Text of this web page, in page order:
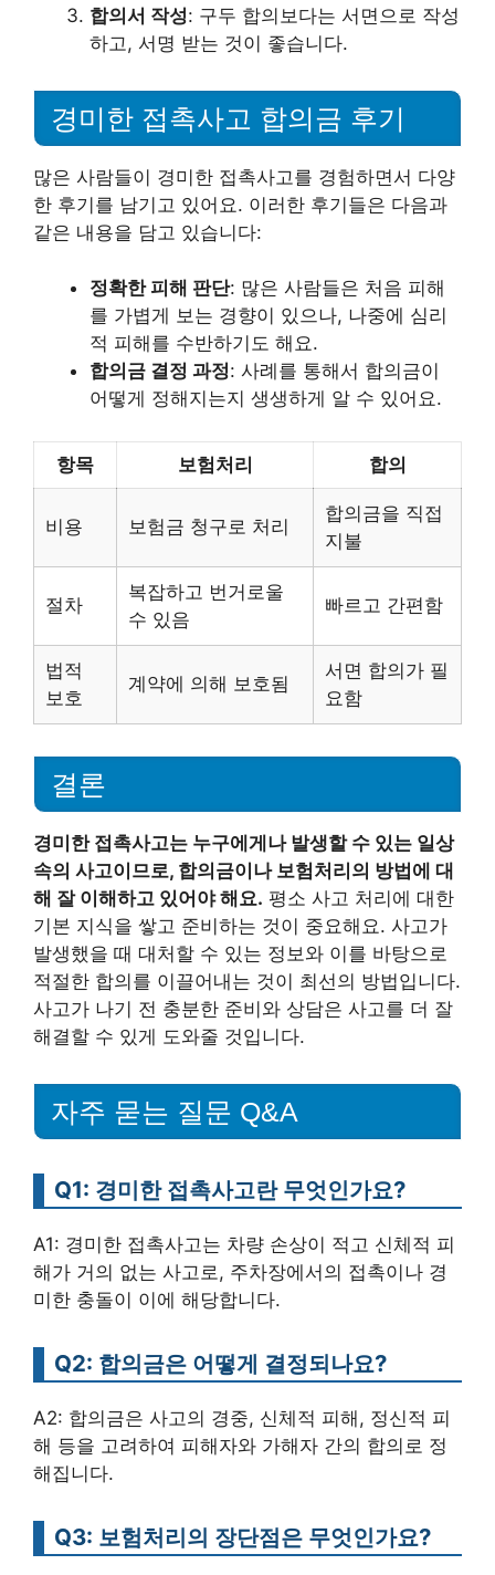
합의서 작성: 구두 합의보다는 서면으로 작성
하고, 서명 받는 것이 좋습니다.
경미한 접촉사고 합의금 후기
많은 사람들이 경미한 접촉사고를 경험하면서 다양
한 후기를 남기고 있어요. 이러한 후기들은 다음과
같은 내용을 담고 있습니다:
정확한 피해 판단: 많은 사람들은 처음 피해
를 가볍게 보는 경향이 있으나, 나중에 심리
적 피해를 수반하기도 해요.
합의금 결정 과정: 사례를 통해서 합의금이
어떻게 정해지는지 생생하게 알 수 있어요.
항목 보험처리 합의
비용 보험금 청구로 처리
합의금을 직접
지불
절차
복잡하고 번거로울
수 있음
빠르고 간편함
법적
보호
계약에 의해 보호됨
서면 합의가 필
요함
결론
경미한 접촉사고는 누구에게나 발생할 수 있는 일상
속의 사고이므로, 합의금이나 보험처리의 방법에 대
해 잘 이해하고 있어야 해요. 평소 사고 처리에 대한
기본 지식을 쌓고 준비하는 것이 중요해요. 사고가
발생했을 때 대처할 수 있는 정보와 이를 바탕으로
적절한 합의를 이끌어내는 것이 최선의 방법입니다.
사고가 나기 전 충분한 준비와 상담은 사고를 더 잘
해결할 수 있게 도와줄 것입니다.
자주 묻는 질문 Q&A
Q1: 경미한 접촉사고란 무엇인가요?
A1: 경미한 접촉사고는 차량 손상이 적고 신체적 피
해가 거의 없는 사고로, 주차장에서의 접촉이나 경
미한 충돌이 이에 해당합니다.
Q2: 합의금은 어떻게 결정되나요?
A2: 합의금은 사고의 경중, 신체적 피해, 정신적 피
해 등을 고려하여 피해자와 가해자 간의 합의로 정
해집니다.
Q3: 보험처리의 장단점은 무엇인가요?